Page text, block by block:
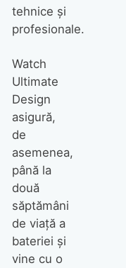
tehnice și
profesionale.
Watch
Ultimate
Design
asigură,
de
asemenea,
până la
două
săptămâni
de viață a
bateriei și
vine cu o